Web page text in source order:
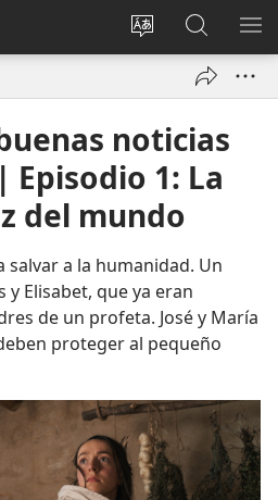
Cambiar
del sitio
Iniciar
sesión
ventana)
en
jw.org
noticias
Episodio 1: La
del mundo
salvar a la humanidad. Un
y Elisabet, que ya eran
de un profeta. José y María
proteger al pequeño